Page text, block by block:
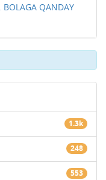
BOLAGA QANDAY
1.3k
248
553